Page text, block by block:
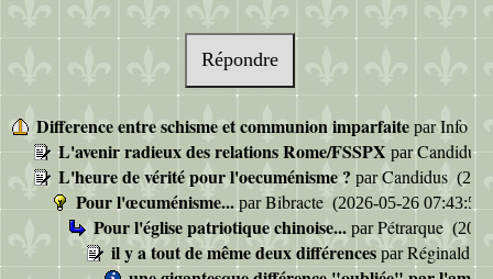
Répondre
Difference entre schisme et communion imparfaite parInfo
L'avenir radieux des relations Rome/FSSPX parCandidus
L'heure de vérité pour l'oecuménisme ? parCandidus
Pour l'œcuménisme... parBibracte (2026-05-26 07:43:56)
Pour l'église patriotique chinoise... parPétrarque
il y a tout de même deux différences parRéginald